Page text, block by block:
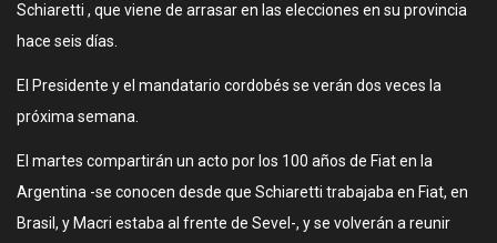
Schiaretti , que viene de arrasar en las elecciones en su provincia
hace seis días.
El Presidente y el mandatario cordobés se verán dos veces la
próxima semana.
El martes compartirán un acto por los 100 años de Fiat en la
Argentina -se conocen desde que Schiaretti trabajaba en Fiat, en
Brasil, y Macri estaba al frente de Sevel-, y se volverán a reunir